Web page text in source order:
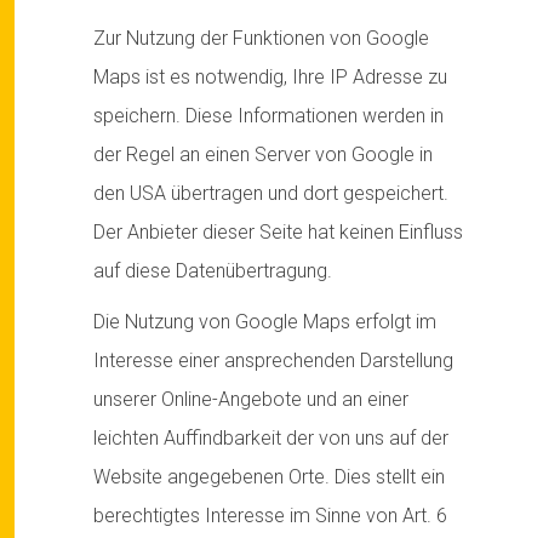
Zur Nutzung der Funktionen von Google
Maps ist es notwendig, Ihre IP Adresse zu
speichern. Diese Informationen werden in
der Regel an einen Server von Google in
den USA übertragen und dort gespeichert.
Der Anbieter dieser Seite hat keinen Einfluss
auf diese Datenübertragung.
Die Nutzung von Google Maps erfolgt im
Interesse einer ansprechenden Darstellung
unserer Online-Angebote und an einer
leichten Auffindbarkeit der von uns auf der
Website angegebenen Orte. Dies stellt ein
berechtigtes Interesse im Sinne von Art. 6